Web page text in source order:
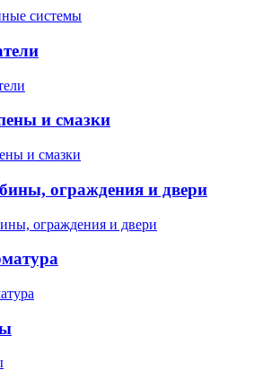
и смазки
ограждения и двери